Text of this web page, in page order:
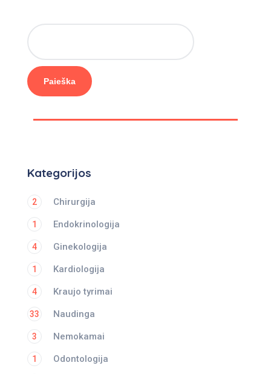
Paieška
Kategorijos
Chirurgija
2
Endokrinologija
1
Ginekologija
4
Kardiologija
1
Kraujo tyrimai
4
Naudinga
33
Nemokamai
3
Odontologija
1